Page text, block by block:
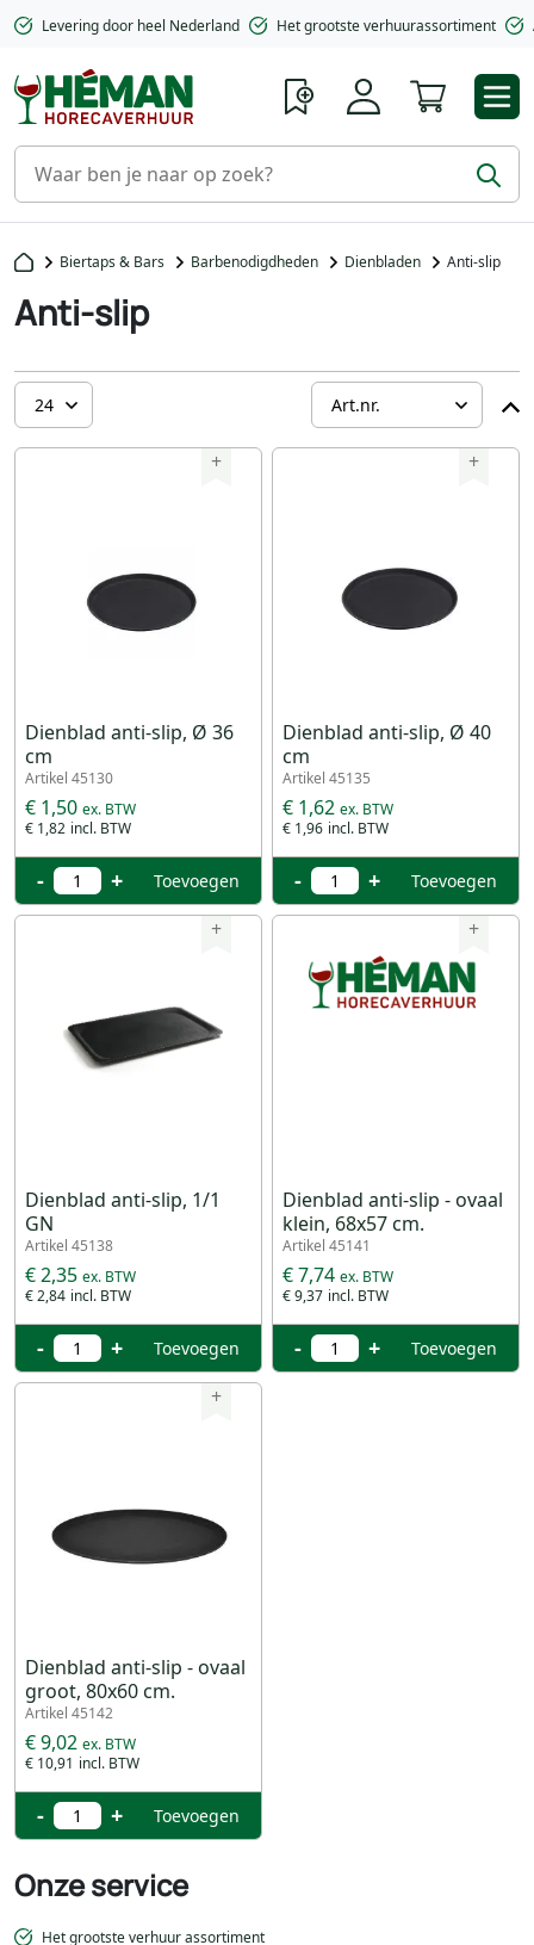
Levering door heel Nederland Het grootste verhuurassortiment
Onze service
Het grootste verhuur assortiment
Biertaps & Bars Barbenodigdheden Dienbladen Anti-slip
Anti-slip
+
Dienblad anti-slip, Ø 36
cm
Artikel 45130
€ 1,82
€ 1,50
- + Toevoegen
+
Dienblad anti-slip, Ø 40
cm
Artikel 45135
€ 1,96
€ 1,62
- + Toevoegen
+
Dienblad anti-slip, 1/1
GN
Artikel 45138
€ 2,84
€ 2,35
- + Toevoegen
+
Dienblad anti-slip - ovaal
klein, 68x57 cm.
Artikel 45141
€ 9,37
€ 7,74
- + Toevoegen
+
Dienblad anti-slip - ovaal
groot, 80x60 cm.
Artikel 45142
€ 10,91
€ 9,02
- + Toevoegen